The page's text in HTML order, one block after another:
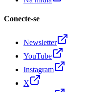
Conecte-se
Newsletter
YouTube
Instagram
X